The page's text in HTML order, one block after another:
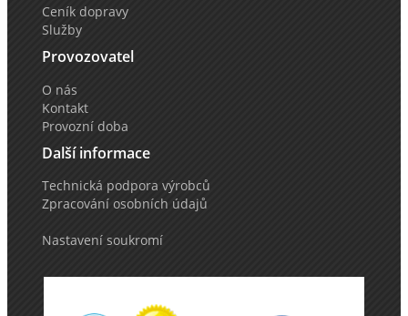
Ceník dopravy
Služby
Provozovatel
O nás
Kontakt
Provozní doba
Další informace
Technická podpora výrobců
Zpracování osobních údajů
Nastavení soukromí